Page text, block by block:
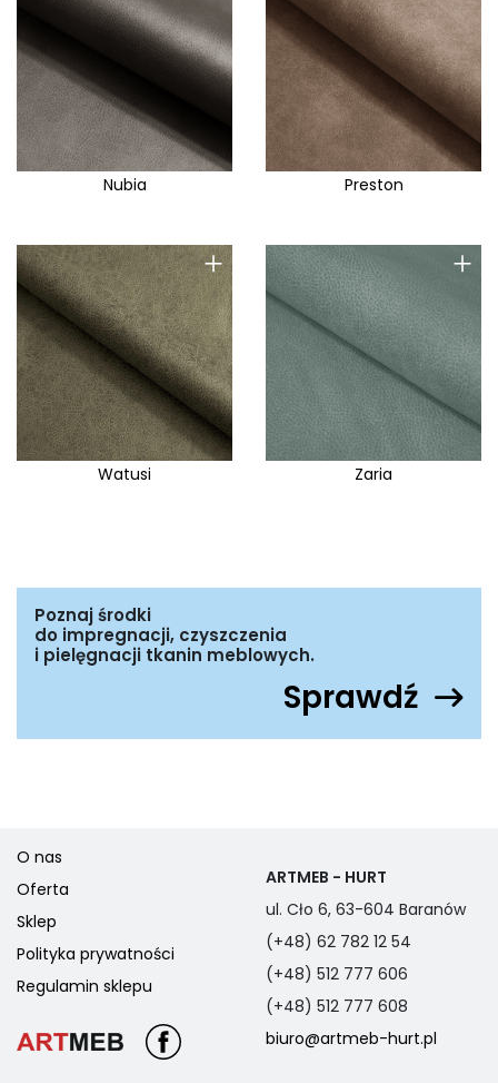
Nubia Preston
+
Watusi
+
Zaria
Poznaj środki
do impregnacji, czyszczenia
i pielęgnacji tkanin meblowych.
Sprawdź
O nas
Oferta
Sklep
Polityka prywatności
Regulamin sklepu
ARTMEB - HURT
ul. Cło 6, 63-604 Baranów
(+48) 62 782 12 54
(+48) 512 777 606
(+48) 512 777 608
biuro@artmeb-hurt.pl